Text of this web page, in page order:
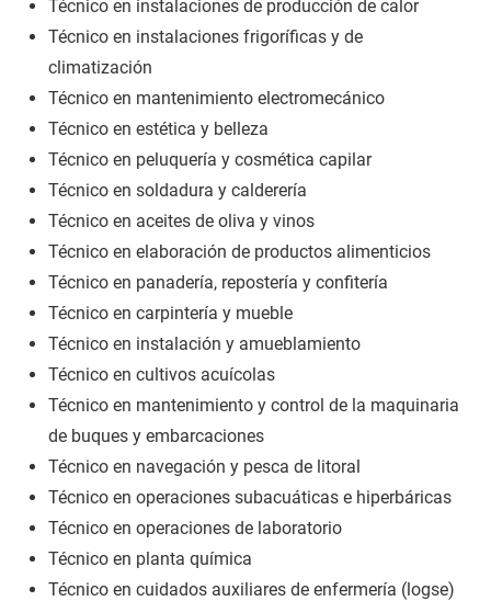
Técnico en instalaciones de producción de calor
Técnico en instalaciones frigoríficas y de
climatización
Técnico en mantenimiento electromecánico
Técnico en estética y belleza
Técnico en peluquería y cosmética capilar
Técnico en soldadura y calderería
Técnico en aceites de oliva y vinos
Técnico en elaboración de productos alimenticios
Técnico en panadería, repostería y confitería
Técnico en carpintería y mueble
Técnico en instalación y amueblamiento
Técnico en cultivos acuícolas
Técnico en mantenimiento y control de la maquinaria
de buques y embarcaciones
Técnico en navegación y pesca de litoral
Técnico en operaciones subacuáticas e hiperbáricas
Técnico en operaciones de laboratorio
Técnico en planta química
Técnico en cuidados auxiliares de enfermería (logse)